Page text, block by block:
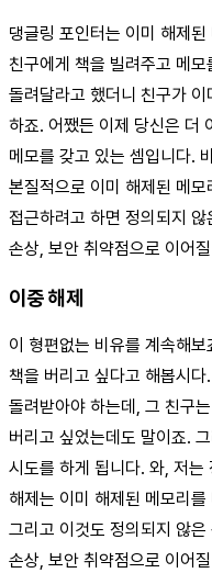
댕글링 포인터는 이미 해제
친구에게 책을 빌려주고 메
돌려달라고 했더니 친구가
하죠. 어쨌든 이제 당신은 더
메모를 갖고 있는 셈입니다.
본질적으로 이미 해제된 메
접근하려고 하면 정의되지
손상, 보안 취약점으로 이어
이중 해제
이 형편없는 비유를 계속해
책을 버리고 싶다고 해봅시
돌려받아야 하는데, 그 친구
버리고 싶었는데도 말이죠.
시도를 하게 됩니다. 와, 저는
해제는 이미 해제된 메모리
그리고 이것도 정의되지 않
손상, 보안 취약점으로 이어